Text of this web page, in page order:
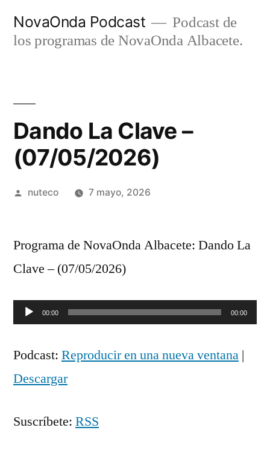
NovaOnda Podcast
Podcast de
los programas de NovaOnda Albacete.
Dando La Clave –
(07/05/2026)
Publicada
nuteco 7 mayo, 2026
Programa de NovaOnda Albacete: Dando La
Clave – (07/05/2026)
Reproductor
audio
00:00 00:00
Podcast: Reproducir en una nueva ventana |
Descargar
Suscríbete: RSS